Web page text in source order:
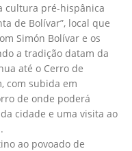
cultura pré-hispânica
de Bolívar”, local que
Simón Bolívar e os
a tradição datam da
até o Cerro de
com subida em
de onde poderá
cidade e uma visita ao
ao povoado de